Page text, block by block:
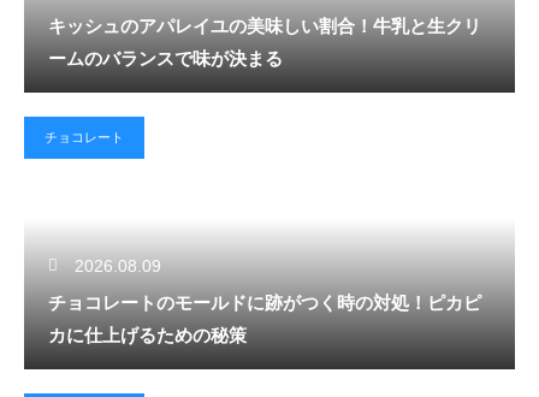
キッシュのアパレイユの美味しい割合！牛乳と生クリ
ームのバランスで味が決まる
チョコレート
2026.08.09
チョコレートのモールドに跡がつく時の対処！ピカピ
カに仕上げるための秘策